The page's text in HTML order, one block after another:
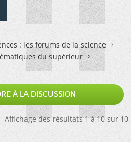
: les forums de la science
du supérieur
À LA DISCUSSION
Affichage des résultats 1 à 10 sur 10